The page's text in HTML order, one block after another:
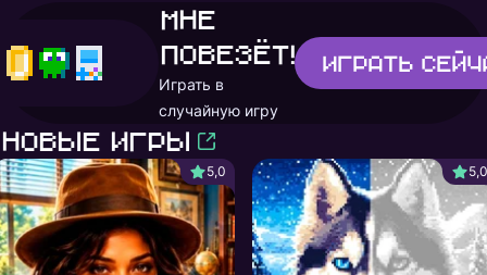
Мне
повезёт!
Играть в
случайную игру
Играть
Новые игры
5,0 5,0